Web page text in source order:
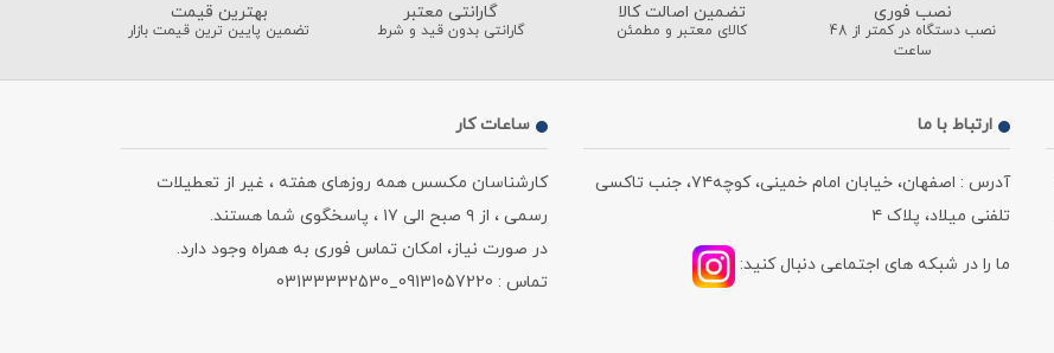
نصب فوری
نصب دستگاه در کمتر از 48
ساعت
تضمین اصالت کالا
کالای معتبر و مطمئن
گارانتی معتبر
گارانتی بدون قید و شرط
بهترین قیمت
تضمین پایین ترین قیمت بازار
ارتباط با ما
آدرس : اصفهان، خیابان امام خمینی، کوچه۷۴، جنب تاکسی
تلفنی میلاد، پلاک ۴
ما را در شبکه های اجتماعی دنبال کنید:
ساعات کار
کارشناسان مکسس همه روزهای هفته ، غیر از تعطیلات
رسمی ، از ۹ صبح الی ۱۷ ، پاسخگوی شما هستند.
در صورت نیاز، امکان تماس فوری به همراه وجود دارد.
تماس : 09131057220_03133332530